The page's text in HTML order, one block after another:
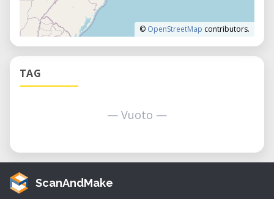
© OpenStreetMap contributors.
TAG
— Vuoto —
ScanAndMake